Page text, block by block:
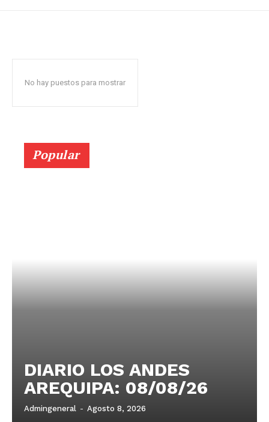
No hay puestos para mostrar
Popular
DIARIO LOS ANDES
AREQUIPA: 08/08/26
Admingeneral - Agosto 8, 2026